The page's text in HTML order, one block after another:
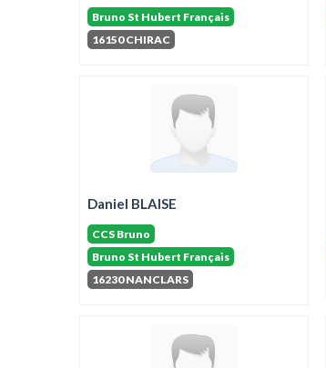
Bruno St Hubert Français
16150 CHIRAC
Daniel BLAISE
CCS Bruno
Bruno St Hubert Français
16230 NANCLARS